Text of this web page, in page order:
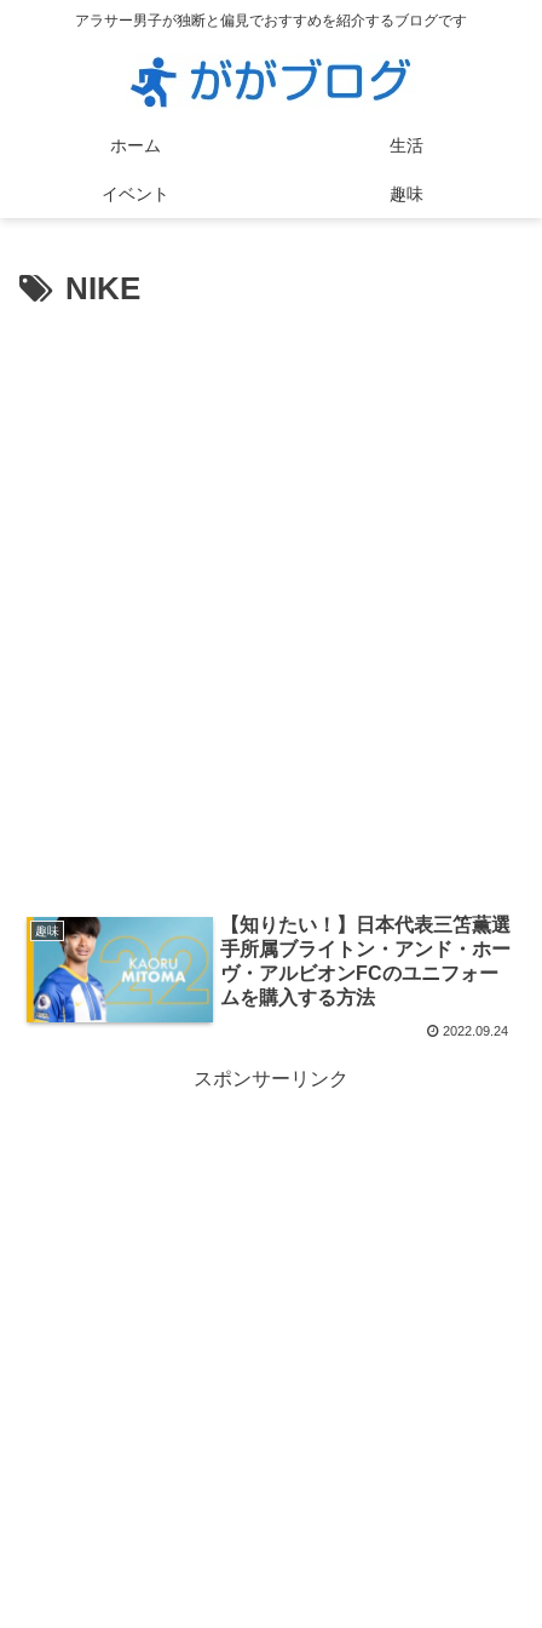
アラサー男子が独断と偏見でおすすめを紹介するブログです
ホーム 生活
イベント 趣味
NIKE
趣味
【知りたい！】日本代表三笘薫選
手所属ブライトン・アンド・ホー
ヴ・アルビオンFCのユニフォー
ムを購入する方法
2022.09.24
スポンサーリンク